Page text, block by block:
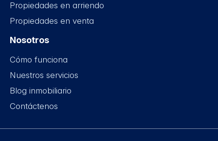
Propiedades en arriendo
Propiedades en venta
Nosotros
Cómo funciona
Nuestros servicios
Blog inmobiliario
Contáctenos